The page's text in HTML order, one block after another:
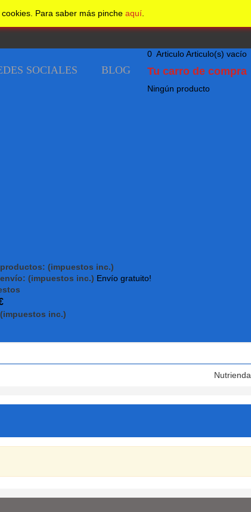
SOCIALES BLOG
0 Articulo Articulo(s) vacío
Tu carro de compra
Ningún producto
(impuestos inc.)
(impuestos inc.) Envío gratuito!
inc.)
Nutrienda
Para saber más pinche aquí